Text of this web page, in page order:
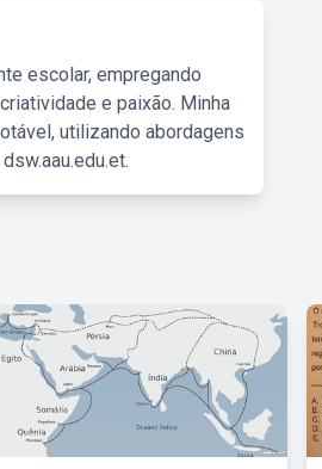
escolar, empregando
e paixão. Minha
utilizando abordagens